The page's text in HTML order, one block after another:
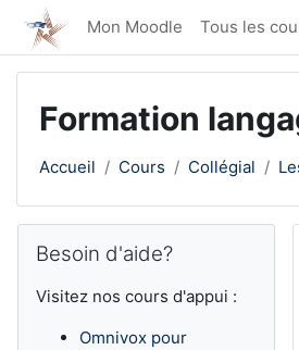
Passer au contenu principal
Mon Moodle Tous les
Formation
Accueil Cours Collégial
Blocs
Besoin d'aide?
Visitez nos cours d'appui :
Omnivox pour